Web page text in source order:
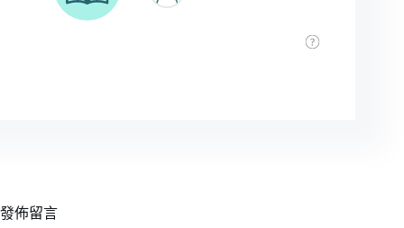
發佈留言